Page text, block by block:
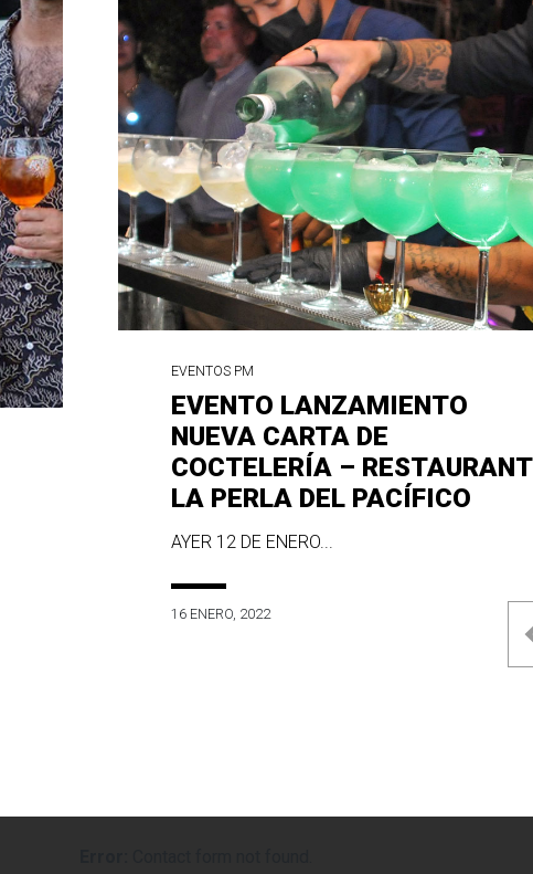
EVENTOS PM
EVENTO LANZAMIENTO
NUEVA CARTA DE
COCTELERÍA – RESTAURANT
LA PERLA DEL PACÍFICO
AYER 12 DE ENERO...
16 ENERO, 2022